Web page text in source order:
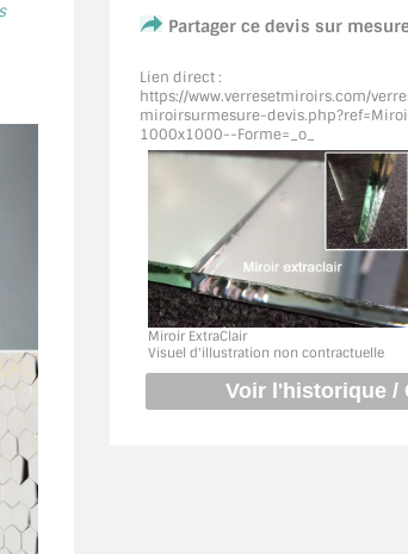
Partager ce devis sur
Lien direct :
https://www.verresetmiroirs.com/
miroirsurmesure-
1000x1000--Forme=_o_
Miroir ExtraClair
Visuel d'illustration non contractuelle